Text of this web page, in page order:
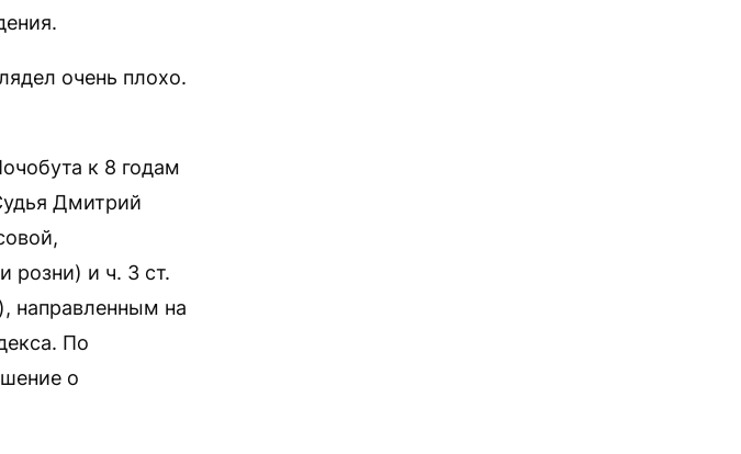
очень плохо.
к 8 годам
Дмитрий
розни) и ч. 3 ст.
направленным на
По
о